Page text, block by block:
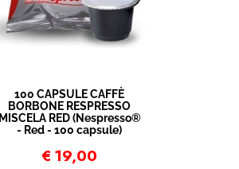
100 CAPSULE CAFFÈ
BORBONE RESPRESSO
MISCELA RED (Nespresso®
- Red - 100 capsule)
€ 19,00